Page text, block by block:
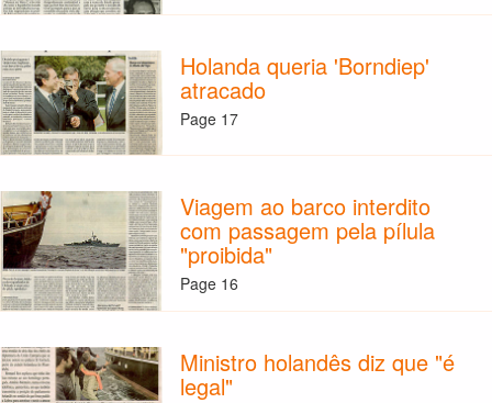
Holanda queria 'Borndiep'
atracado
Page 17
Viagem ao barco interdito
com passagem pela pílula
"proibida"
Page 16
Ministro holandês diz que "é
legal"